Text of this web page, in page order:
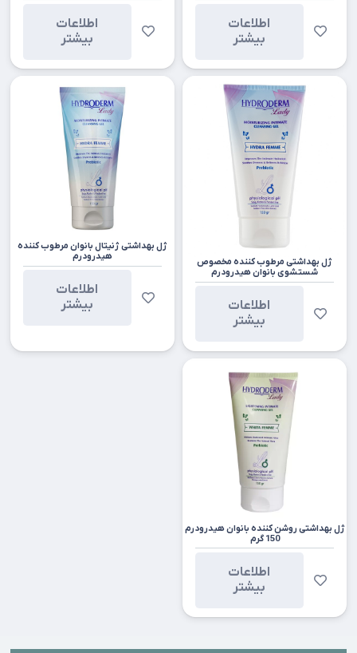
اطلاعات
بیشتر
اطلاعات
بیشتر
ژل بهداشتی مرطوب کننده مخصوص
شستشوی بانوان هیدرودرم
اطلاعات
بیشتر
ژل بهداشتی ژنیتال بانوان مرطوب کننده
هیدرودرم
اطلاعات
بیشتر
ژل بهداشتی روشن کننده بانوان هیدرودرم
150 گرم
اطلاعات
بیشتر